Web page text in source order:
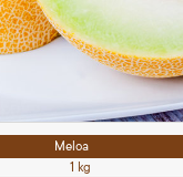
Meloa
1 kg